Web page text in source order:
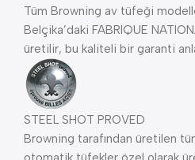
Tüm Browning av tüfeği
Belçika’daki FABRIQUE
üretilir, bu kaliteli bir garanti
STEEL SHOT PROVED
Browning tarafından üretilen